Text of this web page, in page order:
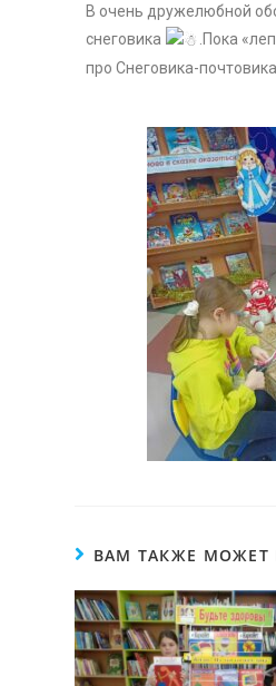
В очень дружелюбной
снеговика
.Пока
про Снеговика-
ВАМ ТАКЖЕ МОЖЕТ